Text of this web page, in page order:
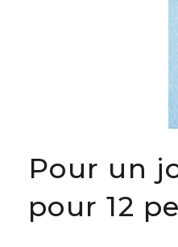
Pour un
pour 12